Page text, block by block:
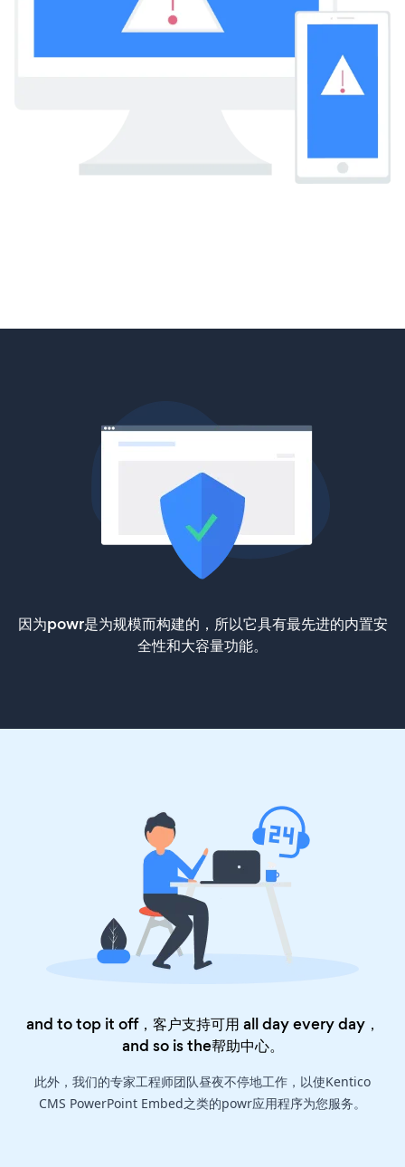
因为powr是为规模而构建的，所以它具有最先进的内置安
全性和大容量功能。
and to top it off，客户支持可用 all day every day，
and so is the帮助中心。
此外，我们的专家工程师团队昼夜不停地工作，以使Kentico
CMS PowerPoint Embed之类的powr应用程序为您服务。